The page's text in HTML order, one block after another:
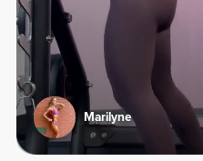
Marilyne